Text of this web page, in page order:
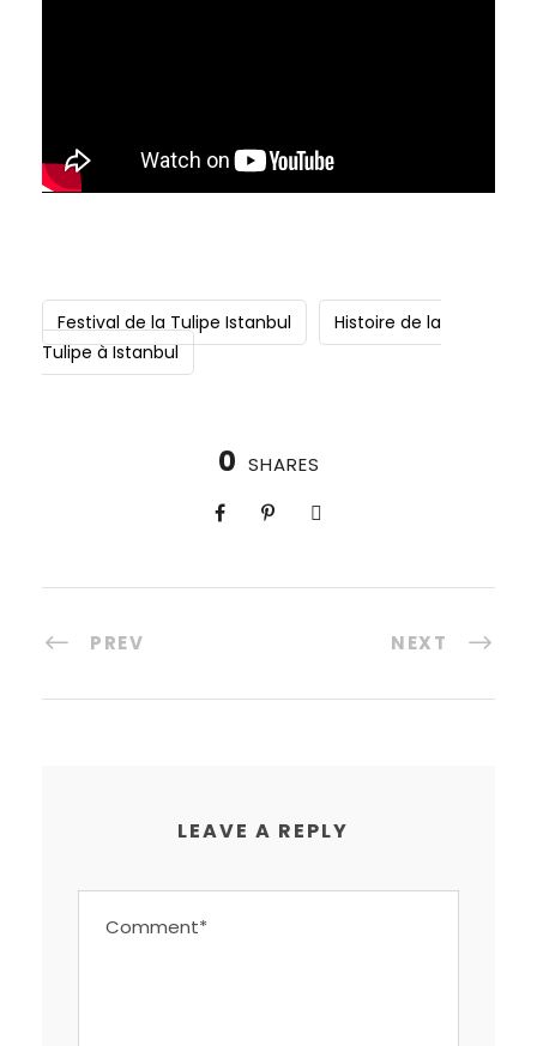
Festival de la Tulipe Istanbul
Histoire de la
Tulipe à Istanbul
0 SHARES
PREV NEXT
LEAVE A REPLY